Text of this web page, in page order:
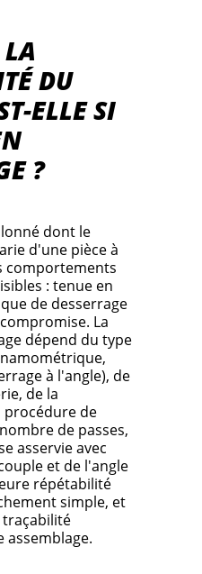
DU
ELLE SI
?
dont le
d'une pièce à
comportements
: tenue en
de desserrage
La
dépend du type
à l'angle), de
de la
procédure de
de passes,
asservie avec
et de l'angle
répétabilité
simple, et
assemblage.